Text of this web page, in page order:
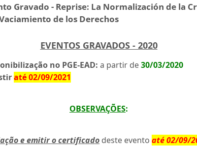
Gravado - Reprise: La Normalización de la
de los Derechos
do curso
EVENTOS GRAVADOS - 2020
no PGE-EAD: a partir de30/03/2020
até 02/09/2021
OBSERVAÇÕES:
e emitir o certificado deste eventoaté 02/09/